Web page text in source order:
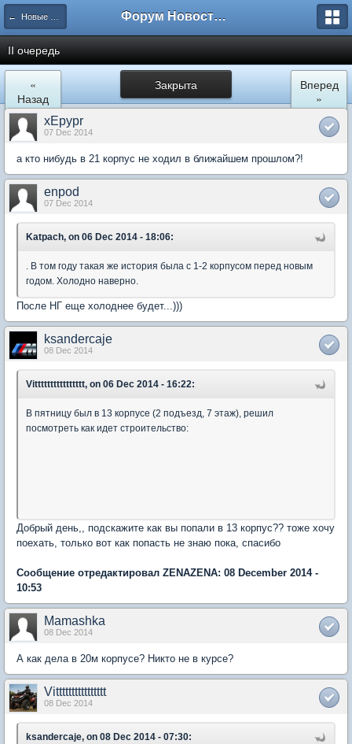
← Новые Водники Форум Новостройки
II очередь
Закрыта
«
Назад
Вперед
»
xEpypr
07 Dec 2014
а кто нибудь в 21 корпус не ходил в ближайшем прошлом?!
enpod
07 Dec 2014
Katpach, on 06 Dec 2014 - 18:06:
. В том году такая же история была с 1-2 корпусом перед новым
годом. Холодно наверно.
После НГ еще холоднее будет...)))
ksandercaje
08 Dec 2014
Vitttttttttttttttt, on 06 Dec 2014 - 16:22:
В пятницу был в 13 корпусе (2 подъезд, 7 этаж), решил
посмотреть как идет строительство:
Добрый день,, подскажите как вы попали в 13 корпус?? тоже хочу
поехать, только вот как попасть не знаю пока, спасибо
Сообщение отредактировал ZENAZENA: 08 December 2014 -
10:53
Mamashka
08 Dec 2014
А как дела в 20м корпусе? Никто не в курсе?
Vitttttttttttttttt
08 Dec 2014
ksandercaje, on 08 Dec 2014 - 07:30: